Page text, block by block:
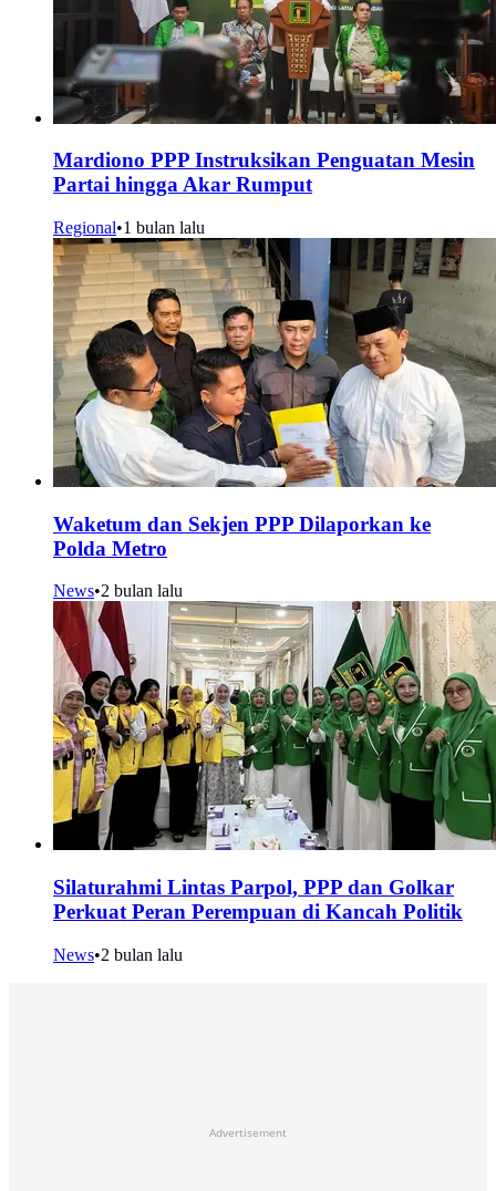
Mardiono PPP Instruksikan Penguatan Mesin
Partai hingga Akar Rumput
Regional•1 bulan lalu
Waketum dan Sekjen PPP Dilaporkan ke
Polda Metro
News•2 bulan lalu
Silaturahmi Lintas Parpol, PPP dan Golkar
Perkuat Peran Perempuan di Kancah Politik
News•2 bulan lalu
Advertisement